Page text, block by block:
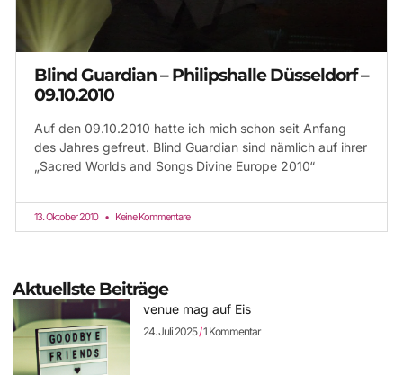
Blind Guardian – Philipshalle Düsseldorf –
09.10.2010
Auf den 09.10.2010 hatte ich mich schon seit Anfang
des Jahres gefreut. Blind Guardian sind nämlich auf ihrer
„Sacred Worlds and Songs Divine Europe 2010“
13. Oktober 2010 Keine Kommentare
Aktuellste Beiträge
venue mag auf Eis
24. Juli 2025 1 Kommentar